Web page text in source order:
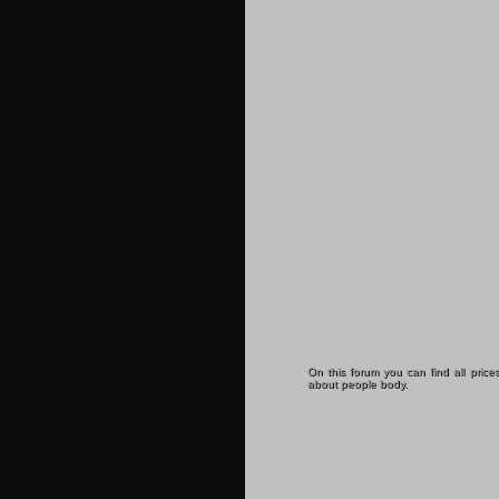
On this forum you can find all
about people body.